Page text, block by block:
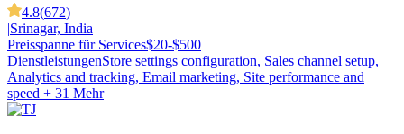
4.8(672)
|Srinagar, India
Preisspanne für Services$20-$500
DienstleistungenStore settings configuration, Sales channel setup,
Analytics and tracking, Email marketing, Site performance and
speed + 31 Mehr